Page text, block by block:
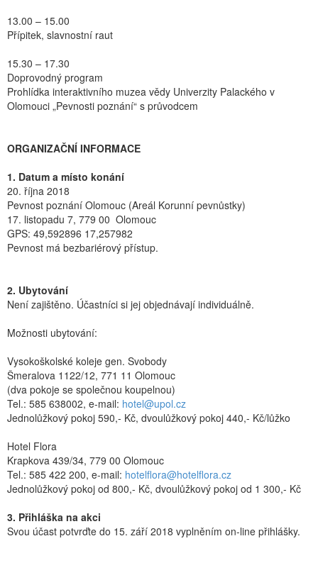
13.00 – 15.00
Přípitek, slavnostní raut
15.30 – 17.30
Doprovodný program
Prohlídka interaktivního muzea vědy Univerzity Palackého v
Olomouci „Pevnosti poznání“ s průvodcem
ORGANIZAČNÍ INFORMACE
1. Datum a místo konání
20. října 2018
Pevnost poznání Olomouc (Areál Korunní pevnůstky)
17. listopadu 7, 779 00 Olomouc
GPS: 49,592896 17,257982
Pevnost má bezbariérový přístup.
2. Ubytování
Není zajištěno. Účastníci si jej objednávají individuálně.
Možnosti ubytování:
Vysokoškolské koleje gen. Svobody
Šmeralova 1122/12, 771 11 Olomouc
(dva pokoje se společnou koupelnou)
Tel.: 585 638002, e-mail: hotel@upol.cz
Jednolůžkový pokoj 590,- Kč, dvoulůžkový pokoj 440,- Kč/lůžko
Hotel Flora
Krapkova 439/34, 779 00 Olomouc
Tel.: 585 422 200, e-mail: hotelflora@hotelflora.cz
Jednolůžkový pokoj od 800,- Kč, dvoulůžkový pokoj od 1 300,- Kč
3. Přihláška na akci
Svou účast potvrďte do 15. září 2018 vyplněním on-line přihlášky.